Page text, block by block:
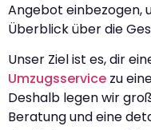
Angebot einbezogen,
Überblick über die
Unser Ziel ist es, dir
Umzugsservice zu
Deshalb legen wir
Beratung und eine